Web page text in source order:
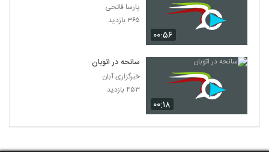
۰۰:۵۶
پارسا فاتحی
۳۶۵ بازدید
۰۰:۱۸
سانحه در اتوبان
خبرگزاری آبان
۴۵۳ بازدید